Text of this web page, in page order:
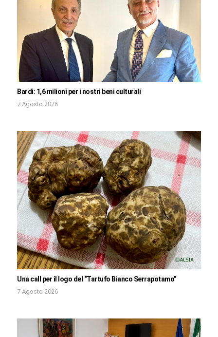
Bardi: 1,6 milioni per i nostri beni culturali
7 Agosto 2026
Una call per il logo del “Tartufo Bianco Serrapotamo”
7 Agosto 2026